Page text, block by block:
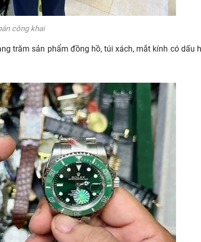
công khai
trăm sản phẩm đồng hồ, túi xách, mắt kính có dấu